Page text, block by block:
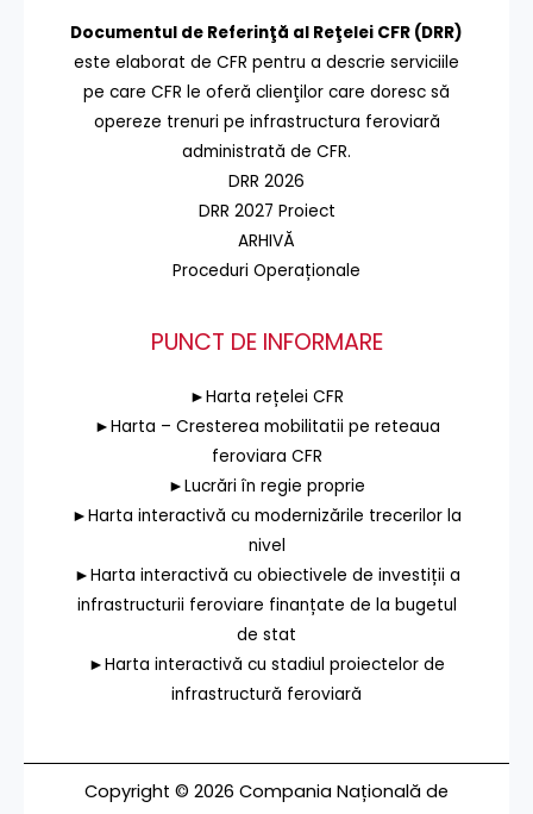
Documentul de Referinţă al Reţelei CFR (DRR)
este elaborat de CFR pentru a descrie serviciile
pe care CFR le oferă clienţilor care doresc să
opereze trenuri pe infrastructura feroviară
administrată de CFR.
DRR 2026
DRR 2027 Proiect
ARHIVĂ
Proceduri Operaționale
PUNCT DE INFORMARE
►Harta rețelei CFR
►Harta – Cresterea mobilitatii pe reteaua
feroviara CFR
►Lucrări în regie proprie
►Harta interactivă cu modernizările trecerilor la
nivel
►Harta interactivă cu obiectivele de investiții a
infrastructurii feroviare finanțate de la bugetul
de stat
►Harta interactivă cu stadiul proiectelor de
infrastructură feroviară
Copyright © 2026 Compania Națională de